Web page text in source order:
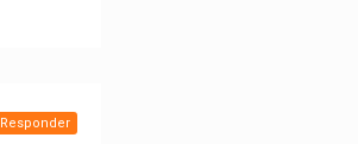
Responder